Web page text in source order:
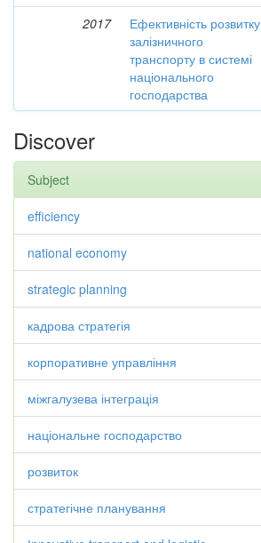
2017
Ефективність розвитку
залізничного
транспорту в системі
національного
господарства
Discover
Subject
efficiency
national economy
strategic planning
кадрова стратегія
корпоративне управління
міжгалузева інтеграція
національне господарство
розвиток
стратегічне планування